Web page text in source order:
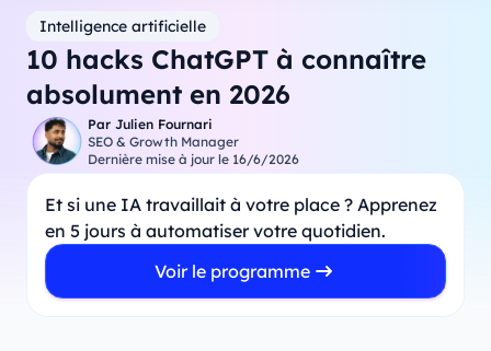
Intelligence artificielle
10 hacks ChatGPT à connaître
absolument en 2026
Par Julien Fournari
SEO & Growth Manager
Dernière mise à jour le 16/6/2026
Et si une IA travaillait à votre place ? Apprenez
en 5 jours à automatiser votre quotidien.
Voir le programme